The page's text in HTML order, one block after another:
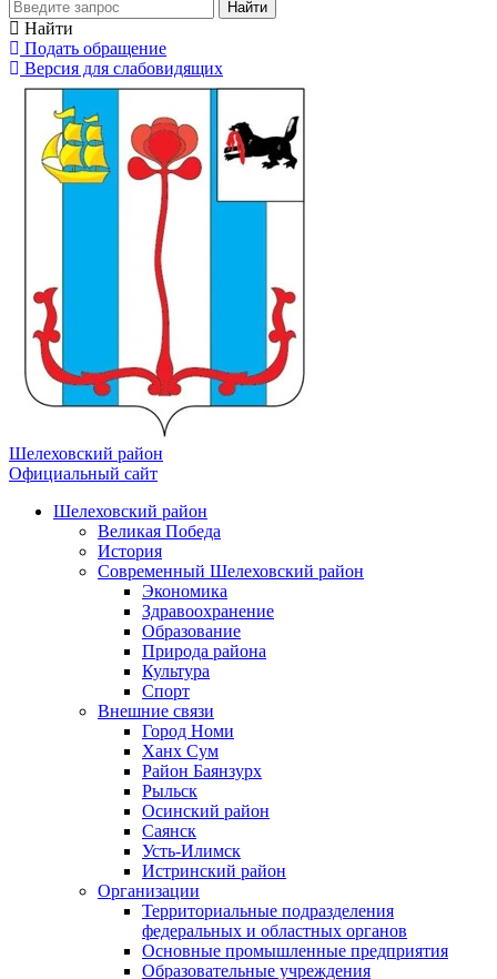
Найти
Найти
Подать обращение
Версия для слабовидящих
Шелеховский район
Официальный сайт
Шелеховский район
Великая Победа
История
Современный Шелеховский район
Экономика
Здравоохранение
Образование
Природа района
Культура
Спорт
Внешние связи
Город Номи
Ханх Сум
Район Баянзурх
Рыльск
Осинский район
Саянск
Усть-Илимск
Истринский район
Организации
Территориальные подразделения
федеральных и областных органов
Основные промышленные предприятия
Образовательные учреждения